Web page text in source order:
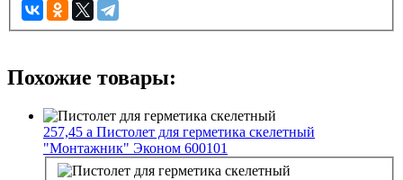
Похожие товары:
257,45 a Пистолет для герметика скелетный
"Монтажник" Эконом 600101